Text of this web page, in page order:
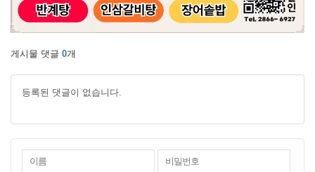
게시물 댓글 0개
등록된 댓글이 없습니다.